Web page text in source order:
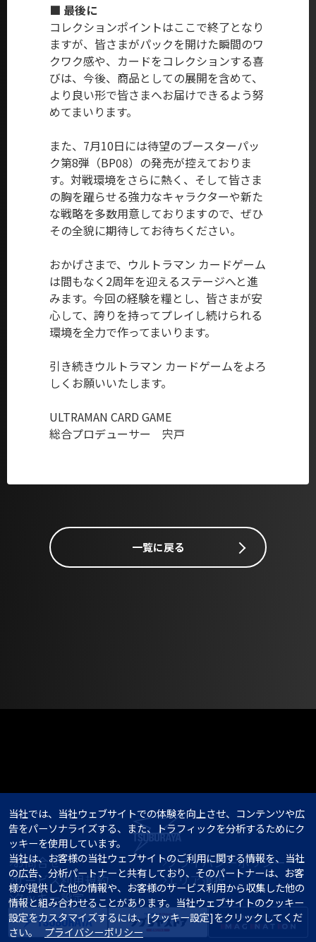
■ 最後に
コレクションポイントはここで終了となり
ますが、皆さまがパックを開けた瞬間のワ
クワク感や、カードをコレクションする喜
びは、今後、商品としての展開を含めて、
より良い形で皆さまへお届けできるよう努
めてまいります。
また、7月10日には待望のブースターパッ
ク第8弾（BP08）の発売が控えておりま
す。対戦環境をさらに熱く、そして皆さま
の胸を躍らせる強力なキャラクターや新た
な戦略を多数用意しておりますので、ぜひ
その全貌に期待してお待ちください。
おかげさまで、ウルトラマン カードゲーム
は間もなく2周年を迎えるステージへと進
みます。今回の経験を糧とし、皆さまが安
心して、誇りを持ってプレイし続けられる
環境を全力で作ってまいります。
引き続きウルトラマン カードゲームをよろ
しくお願いいたします。
ULTRAMAN CARD GAME
総合プロデューサー 宍戸
一覧に戻る
お問合せ
プライバシーポリシー
サービス利用規約
エリア選択
クッキー設定
当社では、当社ウェブサイトでの体験を向上させ、コンテンツや広
告をパーソナライズする、また、トラフィックを分析するためにク
ッキーを使用しています。
当社は、お客様の当社ウェブサイトのご利用に関する情報を、当社
の広告、分析パートナーと共有しており、そのパートナーは、お客
様が提供した他の情報や、お客様のサービス利用から収集した他の
情報と組み合わせることがあります。当社ウェブサイトのクッキー
設定をカスタマイズするには、[クッキー設定]をクリックしてくだ
さい。 プライバシーポリシー